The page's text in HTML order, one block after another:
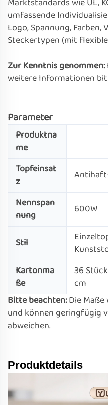
umfassende
Logo, Spannung, Farben,
Steckertypen (mit
Zur Kenntnis genommen:
weitere Informationen
Parameter
Produktna
me
Topfeinsat
z
Nennspan
nung
600W
Stil
Kartonma
ße
36
cm
Bitte beachten:Die
und können geringfügig
abweichen.
Produktdetails